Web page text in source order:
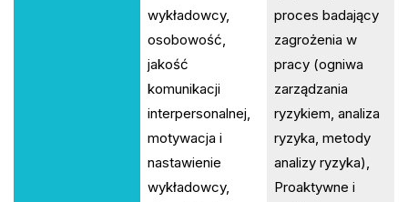
wykładowcy,
osobowość,
jakość
komunikacji
interpersonalnej,
motywacja i
nastawienie
wykładowcy,
proces badający
zagrożenia w
pracy (ogniwa
zarządzania
ryzykiem, analiza
ryzyka, metody
analizy ryzyka),
Proaktywne i